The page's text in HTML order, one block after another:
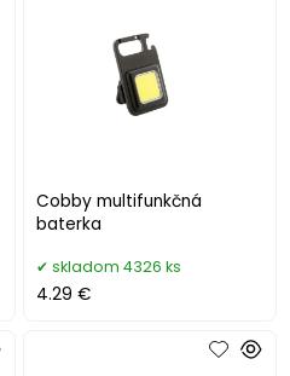
Cobby multifunkčná
baterka
skladom 4326 ks
4.29 €